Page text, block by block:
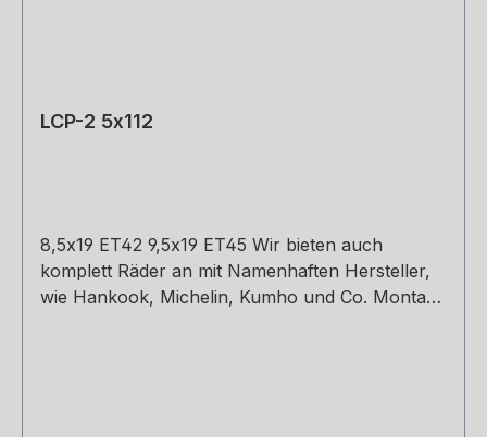
LCP-2 5x112
8,5x19 ET42 9,5x19 ET45 Wir bieten auch
komplett Räder an mit Namenhaften Hersteller,
wie Hankook, Michelin, Kumho und Co. Montage